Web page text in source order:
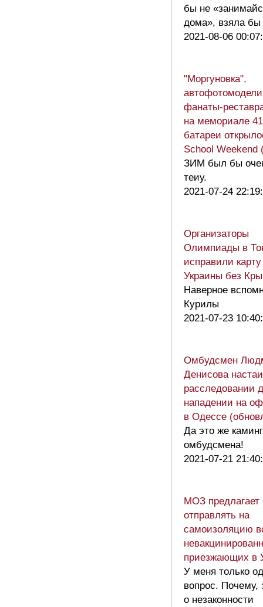
бы не
дома», взяла бы
2021-08-06
"Моргуновка",
фанаты-
на мемориале
батареи
School Weekend
ЗИМ был бы
теиу.
2021-07-24
Организаторы
Олимпиады в
исправили карту
Украины без
Наверное
Курилы
2021-07-23
Омбудсмен
Денисова
расследовании
нападении на
в Одессе
Да это же
омбудсмена!
2021-07-21
МОЗ предлагает
отправлять на
самоизоляцию
приезжающих в
У меня только
вопрос. Почему,
о незаконности